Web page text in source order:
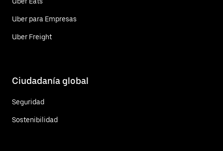
Uber para Empresas
Uber Freight
Ciudadanía global
Seguridad
Sostenibilidad